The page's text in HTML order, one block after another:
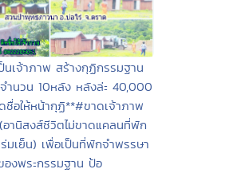
นเจ้าภาพ สร้างกุฏิกรรมฐาน
ำนวน 10หลัง หลังล่ะ 40,000
ชื่อให้หน้ากุฏิ**#ขาดเจ้าภาพ
านิสงส์ชีวิตไม่ขาดแคลนที่พัก
มเย็น) เพื่อเป็นที่พักจำพรรษา
องพระกรรมฐาน ป้อ